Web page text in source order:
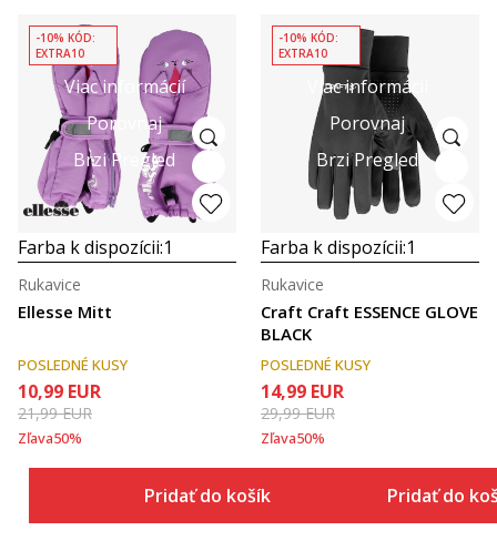
Viac informácií
Porovnaj
Brzi Pregled
-10% KÓD:
EXTRA10
Farba k dispozícii:1
Ellesse Mitt
Rukavice
POSLEDNÉ KUSY
10,99 EUR
21,99EUR
Zľava50%
Pridať do košíka
Viac informácií
Porovnaj
Brzi Pregled
-10% KÓD:
EXTRA10
Farba k dispozícii:1
Craft Craft ESSENCE GLOVE
BLACK
Rukavice
POSLEDNÉ KUSY
14,99 EUR
29,99EUR
Zľava50%
Pridať do